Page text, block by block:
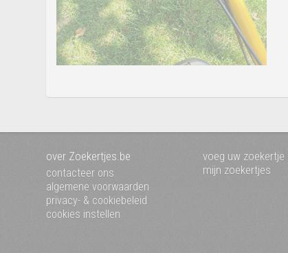
over Zoekertjes.be
contacteer ons
algemene voorwaarden
privacy- & cookiebeleid
cookies instellen
voeg uw zoekertje
mijn zoekertjes